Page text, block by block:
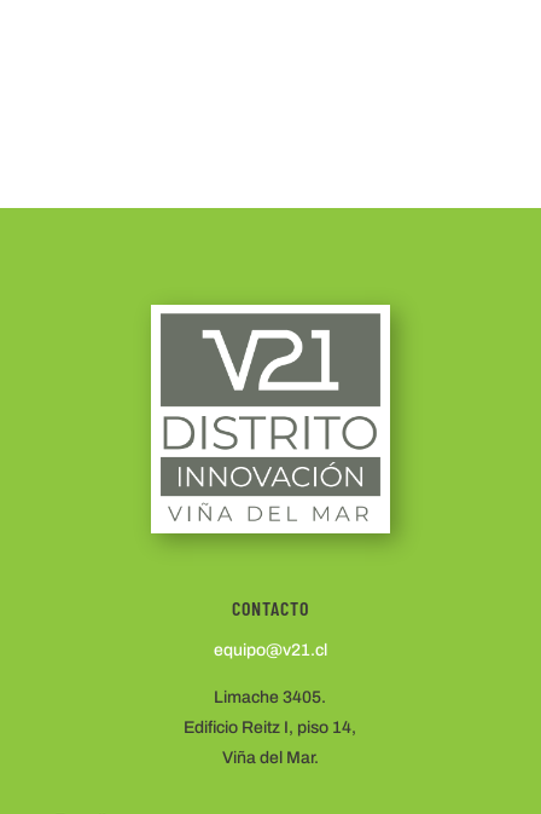
CONTACTO
equipo@v21.cl
Limache 3405.
Edificio Reitz I, piso 14,
Viña del Mar.